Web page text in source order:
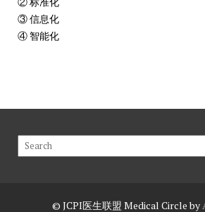
③ 信息化
④ 智能化
© JCPI医生联盟 Medical Circle by